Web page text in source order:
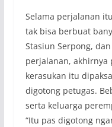
Selama perjalanan
tak bisa berbuat
Stasiun Serpong,
perjalanan, akhirnya
kerasukan itu
digotong petugas.
serta keluarga
“Itu pas digotong